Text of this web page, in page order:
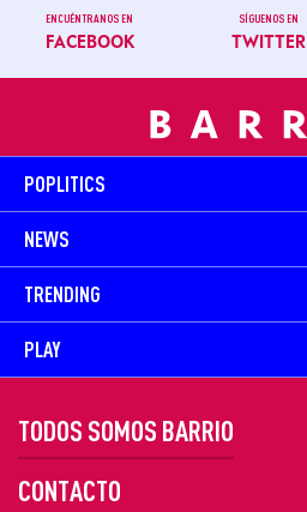
ENCUÉNTRANOS EN
FACEBOOK
SÍGUENOS EN
TWITTER
POPLITICS
NEWS
TRENDING
PLAY
TODOS SOMOS BARRIO
CONTACTO